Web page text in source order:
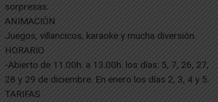
sorpresas.
ANIMACIÓN
Juegos, villancicos, karaoke y mucha diversión.
HORARIO
-Abierto de 11.00h. a 13.00h. los días: 5, 7, 26, 27,
28 y 29 de diciembre. En enero los días 2, 3, 4 y 5.
TARIFAS